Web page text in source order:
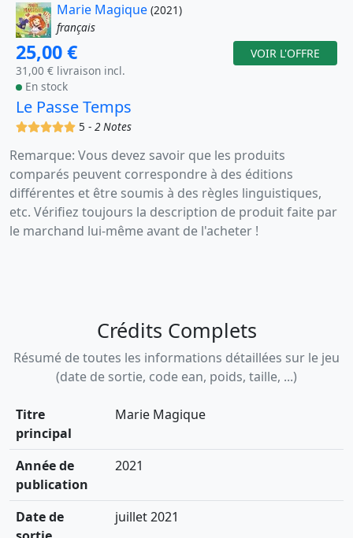
Marie Magique (2021)
français
25,00 €
31,00 € livraison incl.
En stock
VOIR L'OFFRE
Le Passe Temps
(x)(x)(x)(x)(x)5 -2 Notes
Remarque: Vous devez savoir que les produits
comparés peuvent correspondre à des éditions
différentes et être soumis à des règles linguistiques,
etc. Vérifiez toujours la description de produit faite par
le marchand lui-même avant de l'acheter !
Crédits Complets
Résumé de toutes les informations détaillées sur le jeu
(date de sortie, code ean, poids, taille, ...)
Titre
principal
Marie Magique
Année de
publication
2021
Date de
juillet 2021